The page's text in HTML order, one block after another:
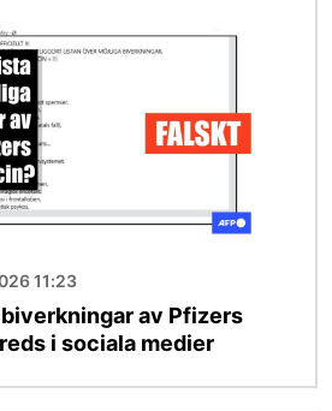
11:23
av Pfizers
i sociala medier